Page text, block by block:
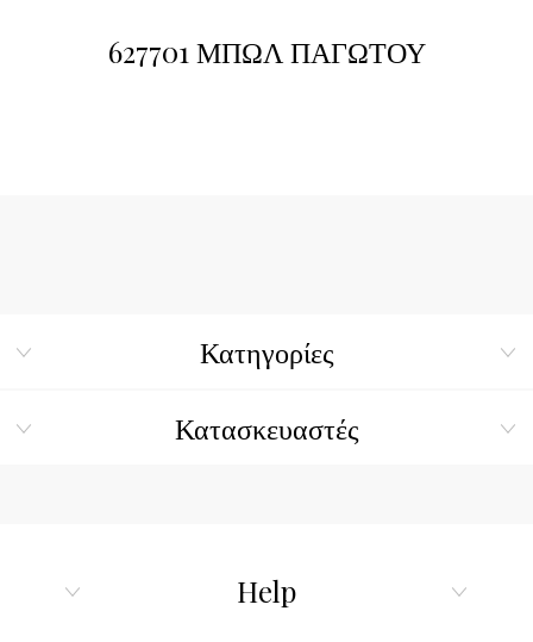
627701 ΜΠΩΛ ΠΑΓΩΤΟΥ
Κατηγορίες
Κατασκευαστές
Help